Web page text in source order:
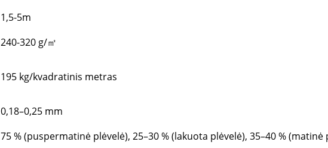
1,5-5m
240-320 g/㎡
195 kg/kvadratinis metras
0,18–0,25 mm
75 % (puspermatinė plėvelė), 25–30 % (lakuota plėvelė), 35–40 % (matinė